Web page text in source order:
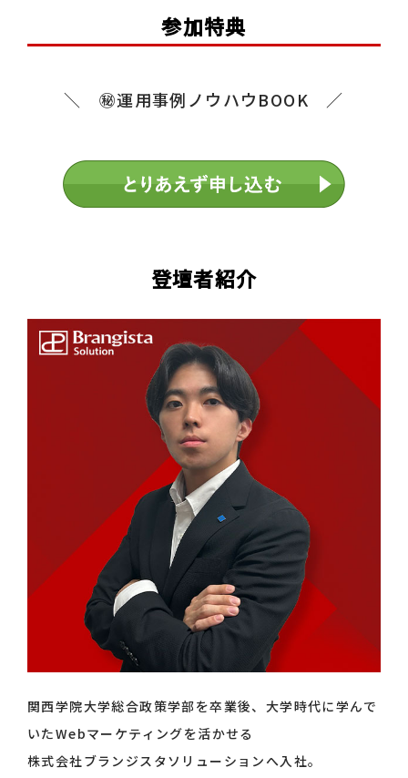
参加特典
＼ ㊙運用事例ノウハウBOOK ／
登壇者紹介
関西学院大学総合政策学部を卒業後、大学時代に学んで
いたWebマーケティングを活かせる
株式会社ブランジスタソリューションへ入社。